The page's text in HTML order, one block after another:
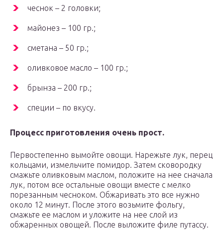
чеснок – 2 головки;
майонез – 100 гр.;
сметана – 50 гр.;
оливковое масло – 100 гр.;
брынза – 200 гр.;
специи – по вкусу.
Процесс приготовления очень прост.
Первостепенно вымойте овощи. Нарежьте лук, перец
кольцами, измельчите помидор. Затем сковородку
смажьте оливковым маслом, положите на нее сначала
лук, потом все остальные овощи вместе с мелко
порезанным чесноком. Обжаривать это все нужно
около 12 минут. После этого возьмите фольгу,
смажьте ее маслом и уложите на нее слой из
обжаренных овощей. После выложите филе путассу.